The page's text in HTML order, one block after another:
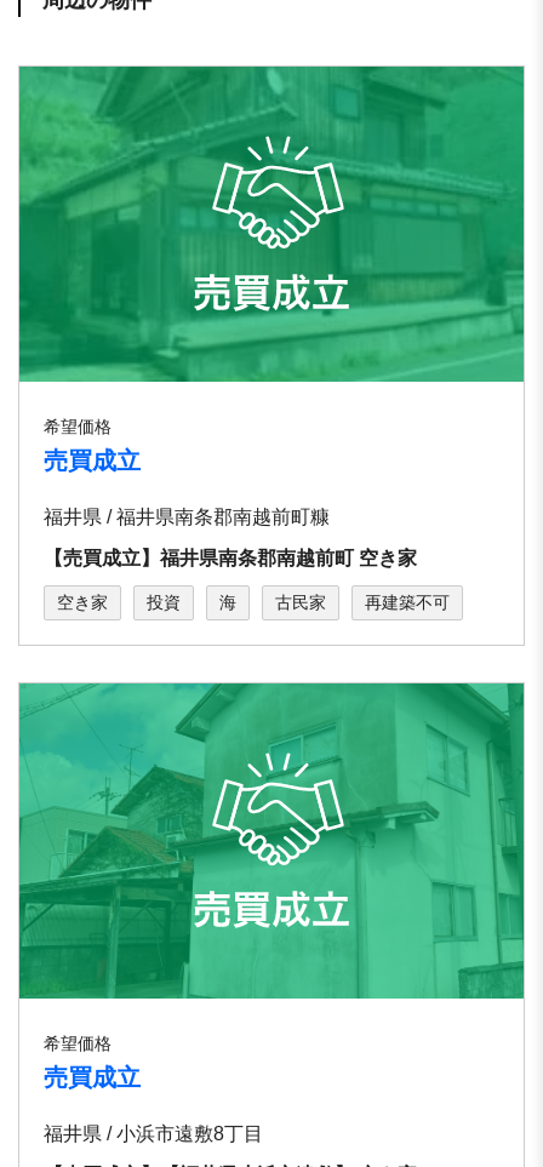
希望価格
売買成立
福井県 / 福井県南条郡南越前町糠
【売買成立】福井県南条郡南越前町 空き家
空き家 投資 海 古民家 再建築不可
希望価格
売買成立
福井県 / 小浜市遠敷8丁目